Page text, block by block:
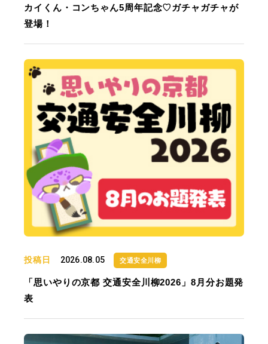
カイくん・コンちゃん5周年記念♡ガチャガチャが
登場！
投稿日 2026.08.05 交通安全川柳
「思いやりの京都 交通安全川柳2026」8月分お題発
表